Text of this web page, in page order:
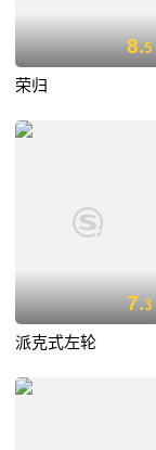
8.5
荣归
7.3
派克式左轮